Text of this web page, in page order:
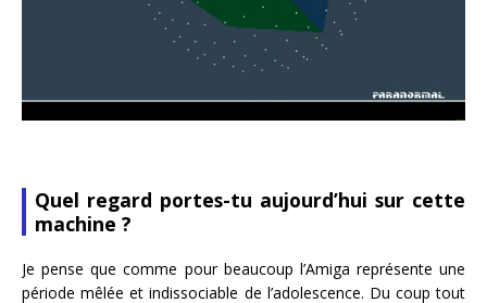
Quel regard portes-tu aujourd’hui sur cette
machine ?
Je pense que comme pour beaucoup l’Amiga représente une
période mêlée et indissociable de l’adolescence. Du coup tout